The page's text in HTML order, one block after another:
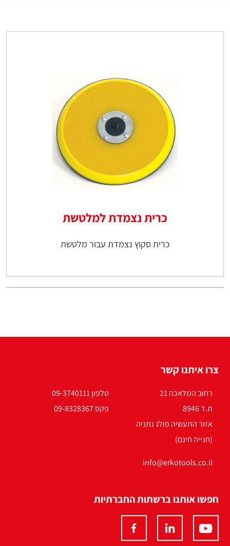
כרית נצמדת למלטשת
כרית סקוץ נצמדת עבור מלטשת
צרו איתנו קשר
רחוב המלאכה 21
ת.ד 8946
אזור התעשיה פולג נתניה
(חנייה חינם)
טלפון 09-3740111
פקס 09-8328367
info@erkotools.co.il
חפשו אותנו ברשתות החברתיות